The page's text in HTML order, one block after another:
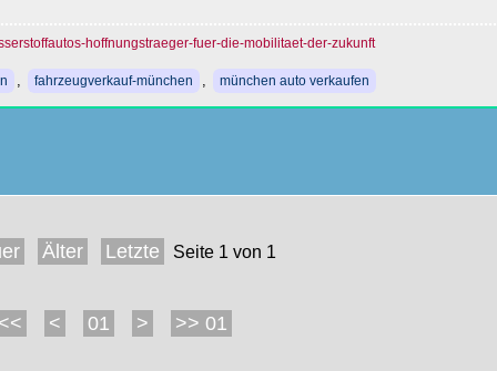
hoffnungstraeger-fuer-die-mobilitaet-der-zukunft
fahrzeugverkauf-münchen münchen auto verkaufen
Älter Letzte Seite 1 von 1
< 01 > >> 01